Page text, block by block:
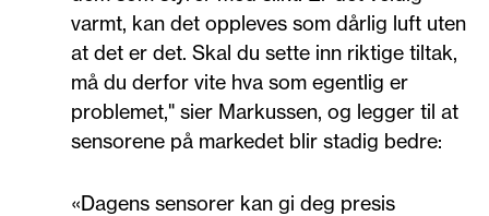
varmt, kan det oppleves som dårlig luft uten
at det er det. Skal du sette inn riktige tiltak,
må du derfor vite hva som egentlig er
problemet," sier Markussen, og legger til at
sensorene på markedet blir stadig bedre:
«Dagens sensorer kan gi deg presis